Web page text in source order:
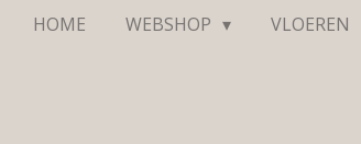
HOME WEBSHOP VLOEREN